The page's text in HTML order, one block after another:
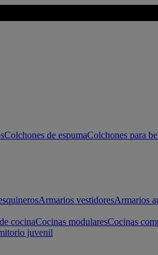
Colchones de espumaColchones para
Armarios vestidoresArmarios
cocinaCocinas modularesCocinas
juvenil